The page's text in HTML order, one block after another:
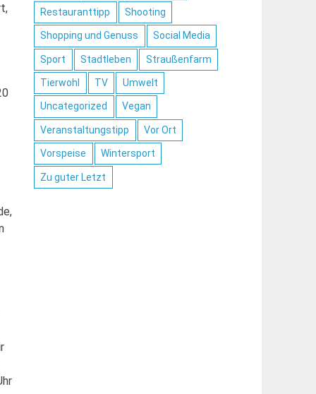
Restauranttipp Shooting
Shopping und Genuss Social Media
Sport Stadtleben Straußenfarm
Tierwohl TV Umwelt
Uncategorized Vegan
Veranstaltungstipp Vor Ort
Vorspeise Wintersport
Zu guter Letzt